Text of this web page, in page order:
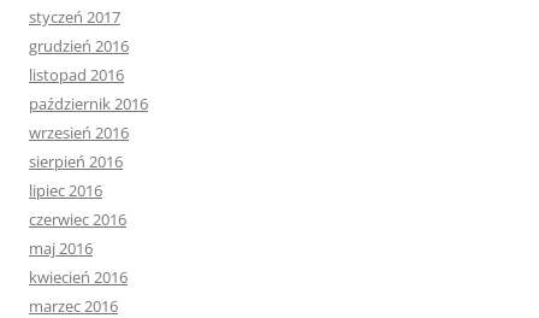
styczeń 2017
grudzień 2016
listopad 2016
październik 2016
wrzesień 2016
sierpień 2016
lipiec 2016
czerwiec 2016
maj 2016
kwiecień 2016
marzec 2016